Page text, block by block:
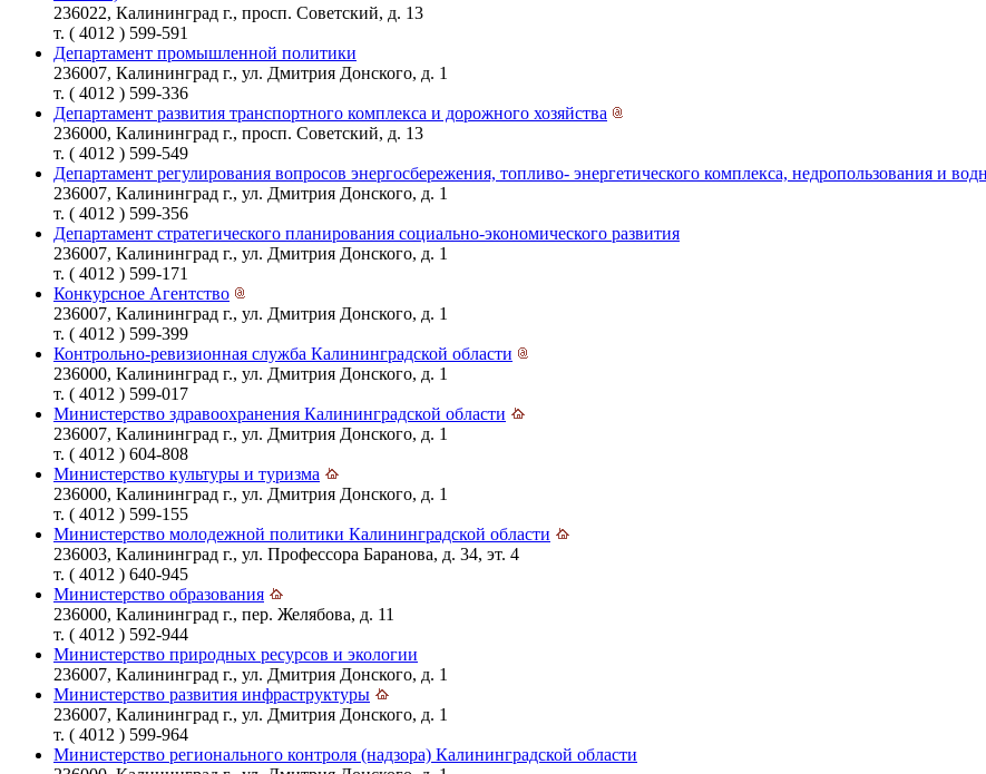
236022, Калининград г., просп. Советский, д. 13
т. ( 4012 ) 599-591
Департамент промышленной политики
236007, Калининград г., ул. Дмитрия Донского, д. 1
т. ( 4012 ) 599-336
Департамент развития транспортного комплекса и дорожного хозяйства
236000, Калининград г., просп. Советский, д. 13
т. ( 4012 ) 599-549
Департамент регулирования вопросов энергосбережения, топливо- энергетического комплекса, недропользования и
236007, Калининград г., ул. Дмитрия Донского, д. 1
т. ( 4012 ) 599-356
Департамент стратегического планирования социально-экономического развития
236007, Калининград г., ул. Дмитрия Донского, д. 1
т. ( 4012 ) 599-171
Конкурсное Агентство
236007, Калининград г., ул. Дмитрия Донского, д. 1
т. ( 4012 ) 599-399
Контрольно-ревизионная служба Калининградской области
236000, Калининград г., ул. Дмитрия Донского, д. 1
т. ( 4012 ) 599-017
Министерство здравоохранения Калининградской области
236007, Калининград г., ул. Дмитрия Донского, д. 1
т. ( 4012 ) 604-808
Министерство культуры и туризма
236000, Калининград г., ул. Дмитрия Донского, д. 1
т. ( 4012 ) 599-155
Министерство молодежной политики Калининградской области
236003, Калининград г., ул. Профессора Баранова, д. 34, эт. 4
т. ( 4012 ) 640-945
Министерство образования
236000, Калининград г., пер. Желябова, д. 11
т. ( 4012 ) 592-944
Министерство природных ресурсов и экологии
236007, Калининград г., ул. Дмитрия Донского, д. 1
Министерство развития инфраструктуры
236007, Калининград г., ул. Дмитрия Донского, д. 1
т. ( 4012 ) 599-964
Министерство регионального контроля (надзора) Калининградской области